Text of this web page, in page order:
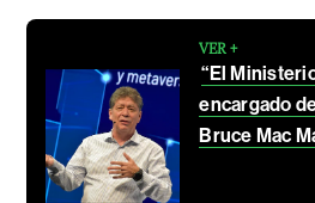
VER +
“El
encargado
Bruce Mac